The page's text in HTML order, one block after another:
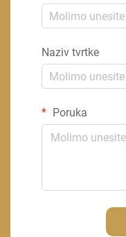
Naziv tvrtke
Poruka